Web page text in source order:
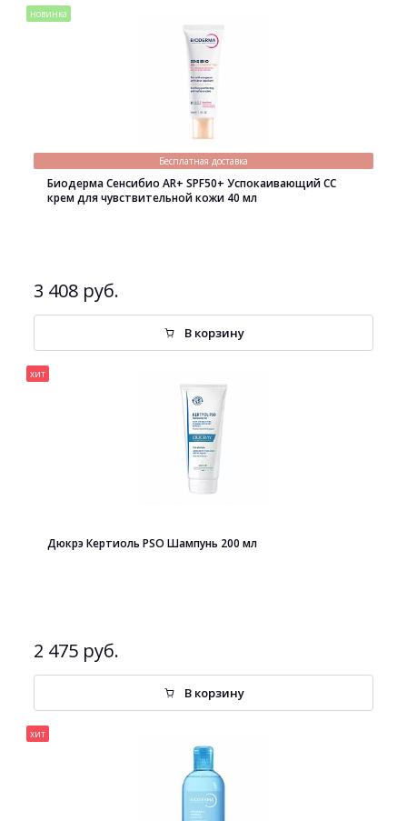
новинка
Бесплатная доставка
Биодерма Сенсибио AR+ SPF50+ Успокаивающий СС
крем для чувствительной кожи 40 мл
3 408 руб.
В корзину
хит
Дюкрэ Кертиоль PSO Шампунь 200 мл
2 475 руб.
В корзину
хит